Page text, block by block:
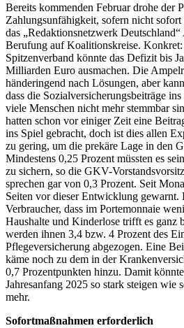
Bereits kommenden Februar drohe der
Zahlungsunfähigkeit, sofern nicht
das „Redaktionsnetzwerk
Berufung auf Koalitionskreise.
Spitzenverband könnte das Defizit bis
Milliarden Euro ausmachen. Die
händeringend nach Lösungen, aber
dass die Sozialversicherungsbeiträge
viele Menschen nicht mehr stemmbar
hatten schon vor einiger Zeit eine
ins Spiel gebracht, doch ist dies allen
zu gering, um die prekäre Lage in den
Mindestens 0,25 Prozent müssten es
zu sichern, so die GKV-
sprechen gar von 0,3 Prozent. Seit
Seiten vor dieser Entwicklung gewarnt.
Verbraucher, dass im Portemonnaie
Haushalte und Kinderlose trifft es ganz
werden ihnen 3,4 bzw. 4 Prozent des
Pflegeversicherung abgezogen. Eine
käme noch zu dem in der
0,7 Prozentpunkten hinzu. Damit
Jahresanfang 2025 so stark steigen wie
mehr.
Sofortmaßnahmen erforderlich